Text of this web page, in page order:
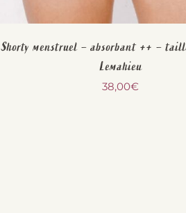
Shorty menstruel – absorbant ++ –
Lemahieu
38,00€